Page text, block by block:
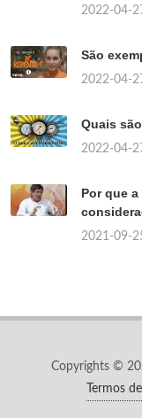
2022-04-
São
2022-04-
Quais
2022-04-
Por que
2021-09-
Copyrights ©
Termos